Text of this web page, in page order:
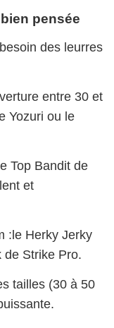
pensée
des leurres
entre 30 et
Yozuri ou le
Top Bandit de
et
:le Herky Jerky
de Strike Pro.
tailles (30 à 50